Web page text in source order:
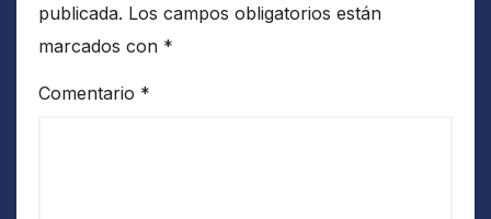
publicada. Los campos obligatorios están
marcados con *
Comentario *